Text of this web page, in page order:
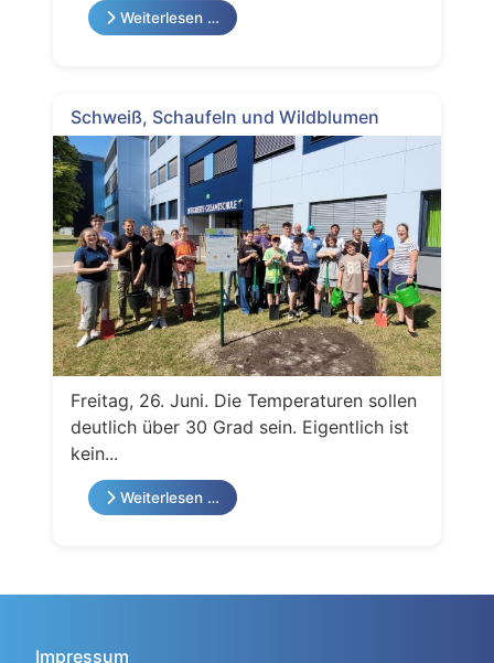
Weiterlesen …
Schweiß, Schaufeln und Wildblumen
Freitag, 26. Juni. Die Temperaturen sollen
deutlich über 30 Grad sein. Eigentlich ist
kein...
Weiterlesen …
Impressum